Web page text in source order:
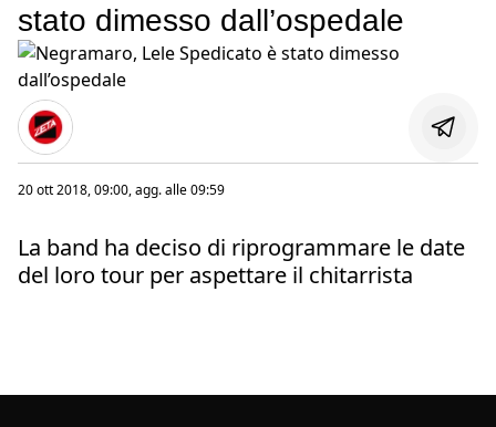
stato dimesso dall’ospedale
20 ott 2018, 09:00, agg. alle09:59
La band ha deciso di riprogrammare le date
del loro tour per aspettare il chitarrista